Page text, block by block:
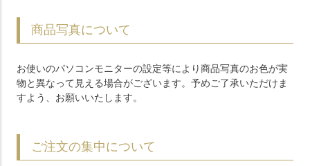
商品写真について
お使いのパソコンモニターの設定等により商品写真のお色が実
物と異なって見える場合がございます。予めご了承いただけま
すよう、お願いいたします。
ご注文の集中について